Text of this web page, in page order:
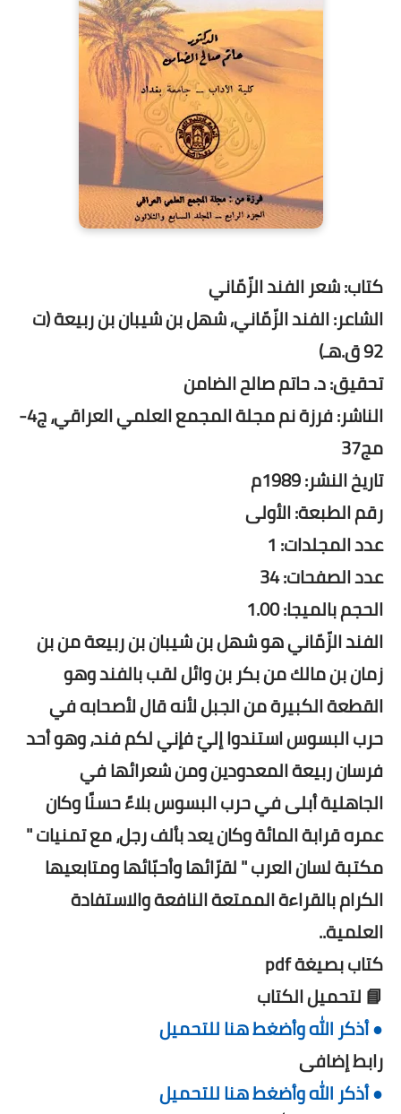
كتاب: شعر الفند الزّمّاني
الشاعر: الفند الزّمّاني, شهل بن شيبان بن ربيعة (ت
92 ق.هـ)
تحقيق: د. حاتم صالح الضامن
الناشر: فرزة نم مجلة المجمع العلمي العراقي، ج4-
مج37
تاريخ النشر: 1989م
رقم الطبعة: الأولى
عدد المجلدات: 1
عدد الصفحات: 34
الحجم بالميجا: 1.00
الفند الزّمّاني هو شهل بن شيبان بن ربيعة من بن
زمان بن مالك من بكر بن وائل لقب بالفند وهو
القطعة الكبيرة من الجبل لأنه قال لأصحابه في
حرب البسوس استندوا إليّ فإني لكم فند، وهو أحد
فرسان ربيعة المعدودين ومن شعرائها في
الجاهلية أبلى في حرب البسوس بلاءً حسنًا وكان
عمره قرابة المائة وكان يعد بألف رجل، مع تمنيات "
مكتبة لسان العرب " لقرّائها وأحبّائها ومتابعيها
الكرام بالقراءة الممتعة النافعة والاستفادة
العلمية..
كتاب بصيغة pdf
📘 لتحميل الكتاب
● أذكر الله وأضغط هنا للتحميل
رابط إضافى
● أذكر الله وأضغط هنا للتحميل